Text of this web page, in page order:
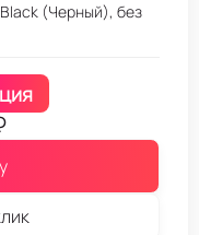
(Черный), без